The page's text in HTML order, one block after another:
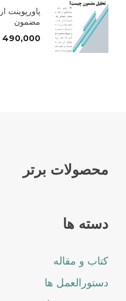
مضمون
490,000
محصولات برتر
دسته ها
کتاب و مقاله
دستورالعمل ها